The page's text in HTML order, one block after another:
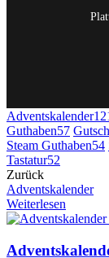
Adventskalender
Guthaben57
Steam Guthaben54
Tastatur52
Zurück
Adventskalender
Weiterlesen